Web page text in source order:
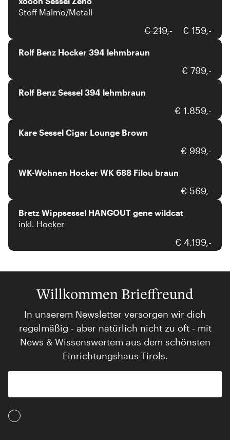
Stoff Malmo/Metall
€ 219,- € 159,-
Rolf Benz
Rolf Benz Hocker 394 lehmbraun
€ 799,-
Rolf Benz
Rolf Benz Sessel 394 lehmbraun
€ 1.859,-
Kare
Kare Sessel Cigar Lounge Brown
€ 999,-
WK-Wohnen
WK-Wohnen Hocker WK 688 Filou braun
€ 569,-
Bretz
Bretz Wippsessel HANGOUT gene wildcat
inkl. Hocker
€ 4.199,-
Willkommen Brieffreund
In unserem Newsletter versorgen wir dich
regelmäßig - aber natürlich nicht zu oft - mit
News & Wissenswertem aus dem schönsten
Einrichtungshaus Tirols.